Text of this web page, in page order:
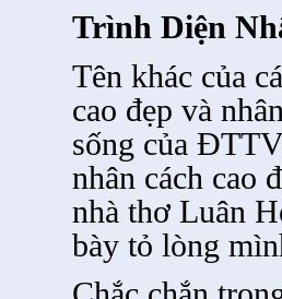
Trình Diện
Tên khác của
cao đẹp và
sống của
nhân cách cao
nhà thơ Luân
bày tỏ lòng